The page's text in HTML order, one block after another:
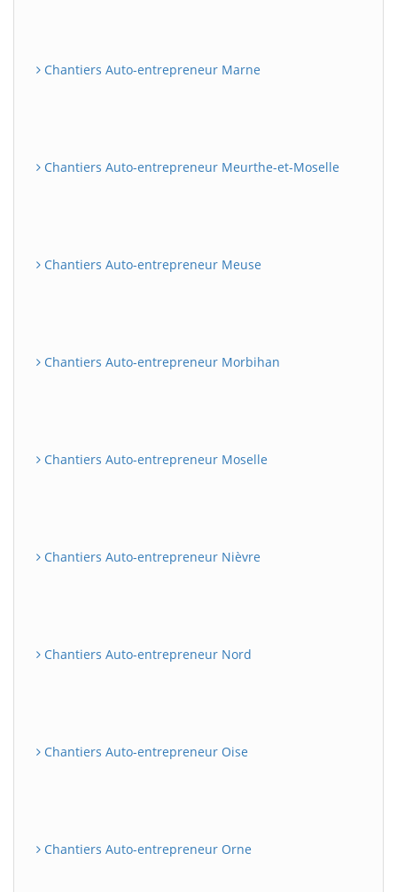
Chantiers Auto-entrepreneur Marne
Chantiers Auto-entrepreneur Meurthe-et-Moselle
Chantiers Auto-entrepreneur Meuse
Chantiers Auto-entrepreneur Morbihan
Chantiers Auto-entrepreneur Moselle
Chantiers Auto-entrepreneur Nièvre
Chantiers Auto-entrepreneur Nord
Chantiers Auto-entrepreneur Oise
Chantiers Auto-entrepreneur Orne